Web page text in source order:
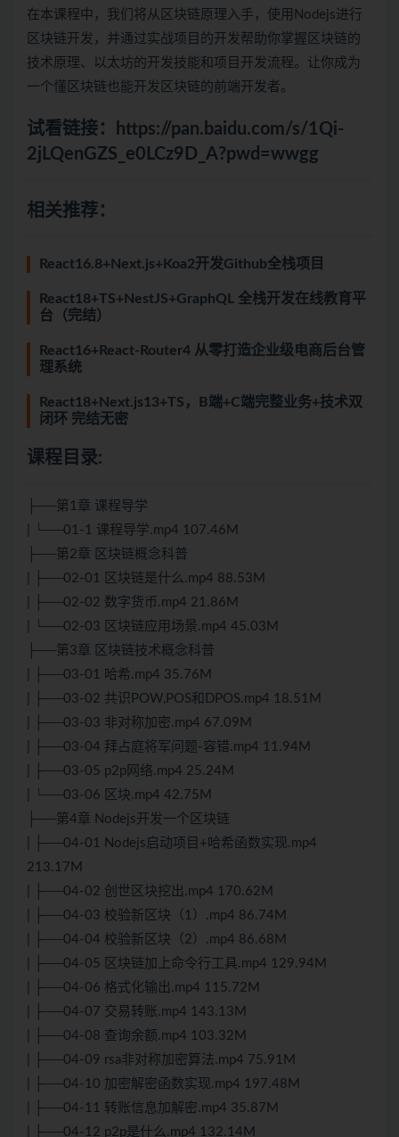
在本课程中，我们将从区块链原理入手，使用Nodejs进行
区块链开发，并通过实战项目的开发帮助你掌握区块链的
技术原理、以太坊的开发技能和项目开发流程。让你成为
一个懂区块链也能开发区块链的前端开发者。
试看链接：
https://pan.baidu.com/s/1Qi-
2jLQenGZS_e0LCz9D_A?pwd=wwgg
相关推荐：
React16.8+Next.js+Koa2开发Github全栈项目
React18+TS+NestJS+GraphQL 全栈开发在线教育平
台（完结）
React16+React-Router4 从零打造企业级电商后台管
理系统
React18+Next.js13+TS，B端+C端完整业务+技术双
闭环 完结无密
课程目录:
├──第1章 课程导学
| └──01-1 课程导学.mp4 107.46M
├──第2章 区块链概念科普
| ├──02-01 区块链是什么.mp4 88.53M
| ├──02-02 数字货币.mp4 21.86M
| └──02-03 区块链应用场景.mp4 45.03M
├──第3章 区块链技术概念科普
| ├──03-01 哈希.mp4 35.76M
| ├──03-02 共识POW,POS和DPOS.mp4 18.51M
| ├──03-03 非对称加密.mp4 67.09M
| ├──03-04 拜占庭将军问题-容错.mp4 11.94M
| ├──03-05 p2p网络.mp4 25.24M
| └──03-06 区块.mp4 42.75M
├──第4章 Nodejs开发一个区块链
| ├──04-01 Nodejs启动项目+哈希函数实现.mp4
213.17M
| ├──04-02 创世区块挖出.mp4 170.62M
| ├──04-03 校验新区块（1）.mp4 86.74M
| ├──04-04 校验新区块（2）.mp4 86.68M
| ├──04-05 区块链加上命令行工具.mp4 129.94M
| ├──04-06 格式化输出.mp4 115.72M
| ├──04-07 交易转账.mp4 143.13M
| ├──04-08 查询余额.mp4 103.32M
| ├──04-09 rsa非对称加密算法.mp4 75.91M
| ├──04-10 加密解密函数实现.mp4 197.48M
| ├──04-11 转账信息加解密.mp4 35.87M
| ├──04-12 p2p是什么.mp4 132.14M